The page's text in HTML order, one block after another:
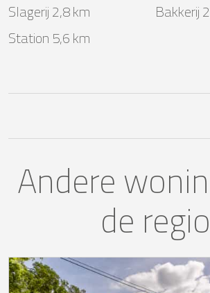
Slagerij 2,8 km
Bakkerij
Station 5,6 km
Andere
de regio